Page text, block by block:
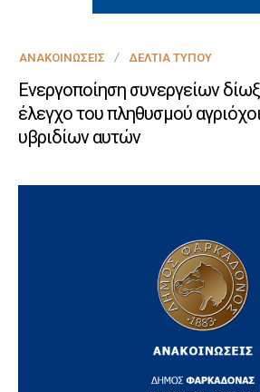
ΑΝΑΚΟΙΝΏΣΕΙΣ ΔΕΛΤΊΑ ΤΎΠΟΥ
Ενεργοποίηση συνεργείων
έλεγχο του πληθυσμού
υβριδίων αυτών